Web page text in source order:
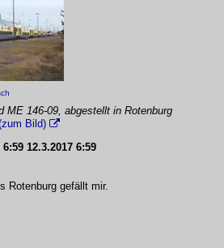
ME 146-09, abgestellt in Rotenburg
Bild) 
6:59 12.3.2017 6:59
Rotenburg gefällt mir.